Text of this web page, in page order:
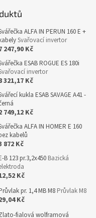
ALFA IN PERUN 160 E +
Svařovací invertor
247,90 Kč
ESAB ROGUE ES 180i
invertor
321,17 Kč
kukla ESAB SAVAGE A41 -
749,12 Kč
ALFA IN HOMER E 160
kabelů
872 Kč
B 123 pr.3,2x450 Bazická
Kč
pr. 1,4 MB M8 Průvlak M8
Kč
fialová wolframová